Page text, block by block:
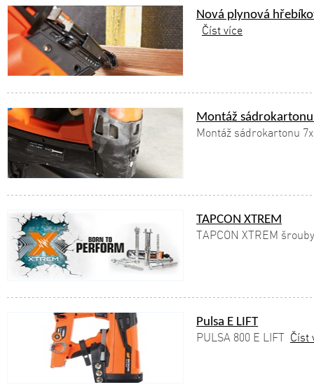
Nová plynová
Číst více
Montáž
Montáž sádrokartonu
TAPCON XTREM
TAPCON XTREM
Pulsa E LIFT
PULSA 800 E LIFT Číst